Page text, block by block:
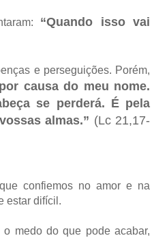
“Quando isso vai
e perseguições. Porém,
causa do meu nome.
se perderá. É pela
almas.” (Lc 21,17-
confiemos no amor e na
estar difícil.
medo do que pode acabar,